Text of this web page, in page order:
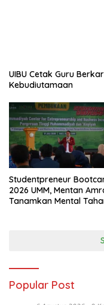
UIBU Cetak Guru
Kebudiutamaan
Studentpreneur
2026 UMM, Mentan
Tanamkan Mental
Popular Post